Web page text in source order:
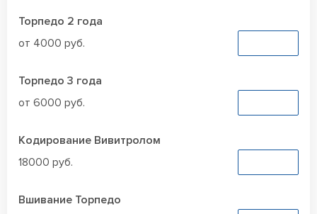
Торпедо 2 года
от 4000 руб.
Торпедо 3 года
от 6000 руб.
Кодирование Вивитролом
18000 руб.
Вшивание Торпедо